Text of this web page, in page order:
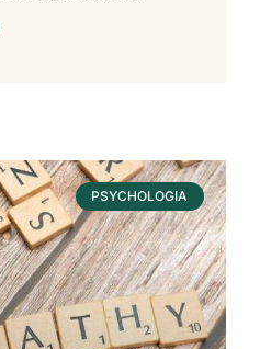
PSYCHOLOGIA